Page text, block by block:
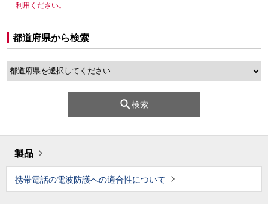
利用ください。
都道府県から検索
検索
製品
携帯電話の電波防護への適合性について